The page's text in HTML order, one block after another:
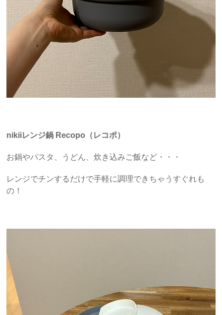
nikiiレンジ鍋 Recopo（レコポ）
お鍋やパスタ、うどん、炊き込みご飯など・・・
レンジでチンするだけで手軽に調理できちゃうすぐれも
の！